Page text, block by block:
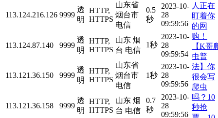
113.124.216.126 9999
透
明
HTTP,
HTTPS
山东省
烟台市
电信
0.5
秒
2023-10-
28
09:59:56
113.124.87.140 9999
透
明
HTTP,
HTTPS
山东 烟
台 电信
1秒
2023-10-
28
09:59:54
113.121.36.150 9999
透
明
HTTP,
HTTPS
山东省
烟台市
电信
1秒
2023-10-
28
09:59:56
113.121.36.158 9999
透
明
HTTP,
HTTPS
山东 烟
台 电信
0.7
秒
2023-10-
28
09:59:56
人正在
盯着你
的网
购！
【K哥
虫普
法】你
很会写
爬虫
吗？10
秒抢